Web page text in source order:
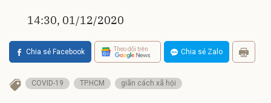
14:30, 01/12/2020
Chia sẻ Facebook Theo dõi trên Chia sẻ Zalo
COVID-19 TP.HCM giãn cách xã hội